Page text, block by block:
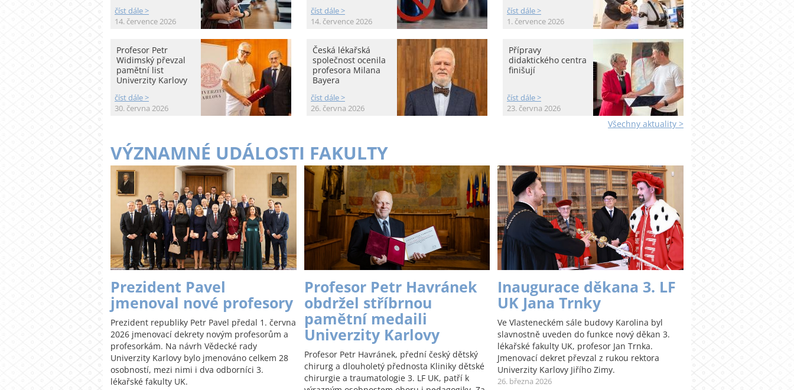
číst dále >
14. července 2026
číst dále >
14. července 2026
číst dále >
1. července 2026
Profesor Petr
Widimský převzal
pamětní list
Univerzity Karlovy
číst dále >
30. června 2026
Česká lékařská
společnost ocenila
profesora Milana
Bayera
číst dále >
26. června 2026
Přípravy
didaktického centra
finišují
číst dále >
23. června 2026
Všechny aktuality >
VÝZNAMNÉ UDÁLOSTI FAKULTY
Prezident Pavel
jmenoval nové profesory
Prezident republiky Petr Pavel předal 1. června
2026 jmenovací dekrety novým profesorům a
profesorkám. Na návrh Vědecké rady
Univerzity Karlovy bylo jmenováno celkem 28
osobností, mezi nimi i dva odborníci 3.
lékařské fakulty UK.
Profesor Petr Havránek
obdržel stříbrnou
pamětní medaili
Univerzity Karlovy
Profesor Petr Havránek, přední český dětský
chirurg a dlouholetý přednosta Kliniky dětské
chirurgie a traumatologie 3. LF UK, patří k
Inaugurace děkana 3. LF
UK Jana Trnky
Ve Vlasteneckém sále budovy Karolina byl
slavnostně uveden do funkce nový děkan 3.
lékařské fakulty UK, profesor Jan Trnka.
Jmenovací dekret převzal z rukou rektora
Univerzity Karlovy Jiřího Zimy.
26. března 2026